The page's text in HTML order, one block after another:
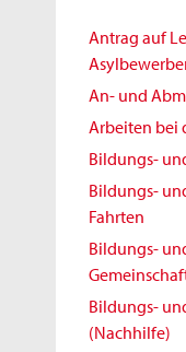
Antrag auf
An- und
Arbeiten bei
Bildungs-
Bildungs-
Fahrten
Bildungs-
Bildungs-
(Nachhilfe)